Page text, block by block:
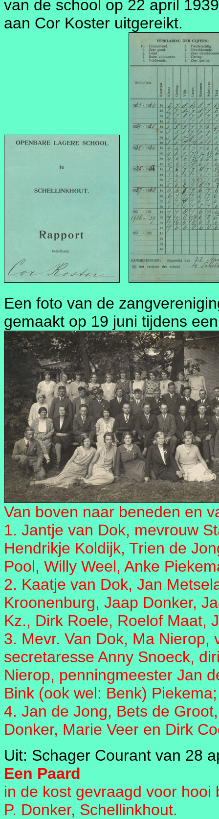
van de school op 22 april
aan Cor Koster uitgereikt.
Een foto van de
gemaakt op 19 juni tijdens
Van boven naar beneden en
1. Jantje van Dok, mevrouw
Hendrikje Koldijk, Trien de
Pool, Willy Weel, Anke
2. Kaatje van Dok, Jan
Kroonenburg, Jaap Donker,
Kz., Dirk Roele, Roelof Maat,
3. Mevr. Van Dok, Ma Nierop,
secretaresse Anny Snoeck,
Nierop, penningmeester Jan
Bink (ook wel: Benk) Piekema;
4. Jan de Jong, Bets de
Donker, Marie Veer en Dirk
Uit: Schager Courant van 28
Een Paard
in de kost gevraagd voor hooi
P. Donker, Schellinkhout.